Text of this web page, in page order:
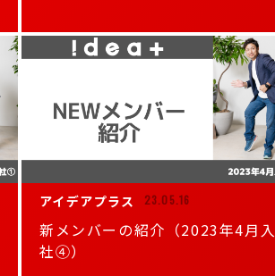
アイデアプラス 23.05.16
新メンバーの紹介（2023年4月入
社④）